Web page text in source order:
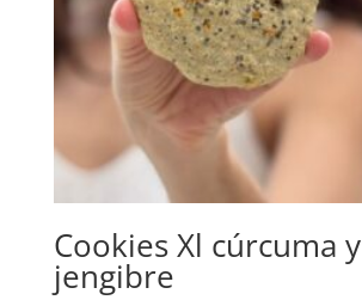
Cookies Xl cúrcuma y
jengibre